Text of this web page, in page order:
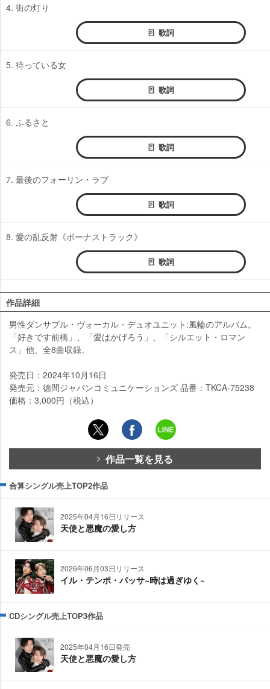
4. 街の灯り
歌詞
5. 待っている女
歌詞
6. ふるさと
歌詞
7. 最後のフォーリン・ラブ
歌詞
8. 愛の乱反射《ボーナストラック》
歌詞
作品詳細
男性ダンサブル・ヴォーカル・デュオユニット:風輪のアルバム。
「好きです前橋」、「愛はかげろう」、「シルエット・ロマン
ス」他、全8曲収録。
発売日：2024年10月16日
発売元：徳間ジャパンコミュニケーションズ 品番：TKCA-75238
価格：3,000円（税込）
作品一覧を見る
合算シングル売上TOP2作品
2025年04月16日リリース
天使と悪魔の愛し方
2026年06月03日リリース
イル・テンポ・パッサ~時は過ぎゆく~
CDシングル売上TOP3作品
2025年04月16日発売
天使と悪魔の愛し方